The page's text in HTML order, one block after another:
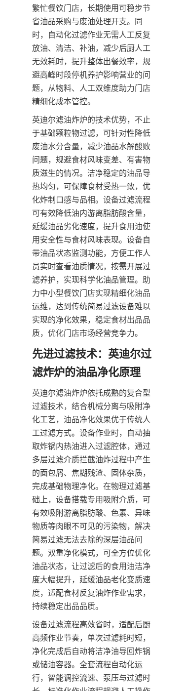
繁忙餐饮门店，长期使用可稳步节
省油品采购与废油处理开支。同
时，自动化过滤作业无需人工反复
放油、清洁、补油，减少后厨人工
无效耗时，提升整体出餐效率，规
避高峰时段停机养护影响营业的问
题，从物料、人工双维度助力门店
精细化成本管控。
英迪尔滤油炸炉的技术优势，不止
于基础颗粒物过滤，可针对性降低
废油水分含量，减少油品水解酸败
问题，规避食材风味变差、有害物
质滋生的情况。洁净稳定的油品导
热均匀，可保障食材受热一致，优
化炸制口感与品相。设备过滤流程
可有效降低油内游离脂肪酸含量，
延缓油品劣化速度，提升食用油使
用安全性与食材风味表现。设备自
带油品状态监测功能，方便工作人
员实时查看油质情况，按需开展过
滤养护，实现科学化油品管理。助
力中小型餐饮门店实现精细化油品
运维，达到传统简易过滤设备难以
实现的净化效果，稳定食材出品品
质，优化门店市场经营竞争力。
先进过滤技术：英迪尔过
滤炸炉的油品净化原理
英迪尔滤油炸炉依托成熟的复合型
过滤技术，结合机械分离与吸附净
化工艺，油品净化效果优于传统人
工过滤方式。设备作业时，自动抽
取炸锅内热油进入过滤腔体，通过
多层过滤介质拦截油炸过程中产生
的面包屑、焦糊残渣、固体杂质，
完成基础物理净化。在物理过滤基
础上，设备搭载专用吸附介质，可
有效吸附游离脂肪酸、色素、异味
物质等肉眼不可见的污染物，解决
简易过滤无法去除的深层油品问
题。双重净化模式，可全方位优化
油品状态，让过滤后的食用油洁净
度大幅提升，延缓油品老化变质速
度，适配食材反复油炸作业需求，
持续稳定出品品质。
设备过滤流程高效省时，适配后厨
高频作业节奏，单次过滤耗时短，
净化完成后自动将洁净油导回炸锅
或储油容器。全套流程自动化运
行，智能调控流速、泵压与过滤时